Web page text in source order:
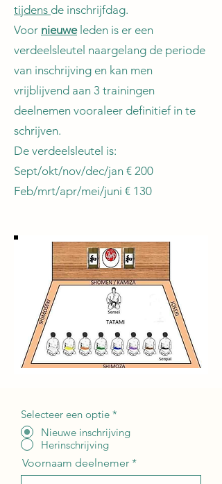
tijdens de inschrijfdag.
Voor nieuweleden is er een
verdeelsleutel naargelang de periode
van inschrijving en kan men
vrijblijvend aan 3 trainingen
deelnemen vooraleer definitief in te
schrijven.
De verdeelsleutel is:
Sept/okt/nov/dec/jan € 200
Feb/mrt/apr/mei/juni € 130
Selecteer een optie *
Nieuwe inschrijving
Herinschrijving
Voornaam deelnemer